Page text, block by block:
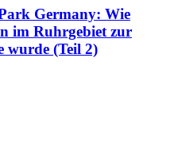
Germany: Wie
im Ruhrgebiet zur
wurde (Teil 2)